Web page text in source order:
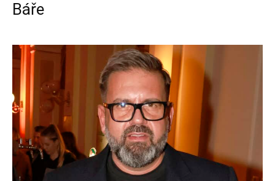
Báře